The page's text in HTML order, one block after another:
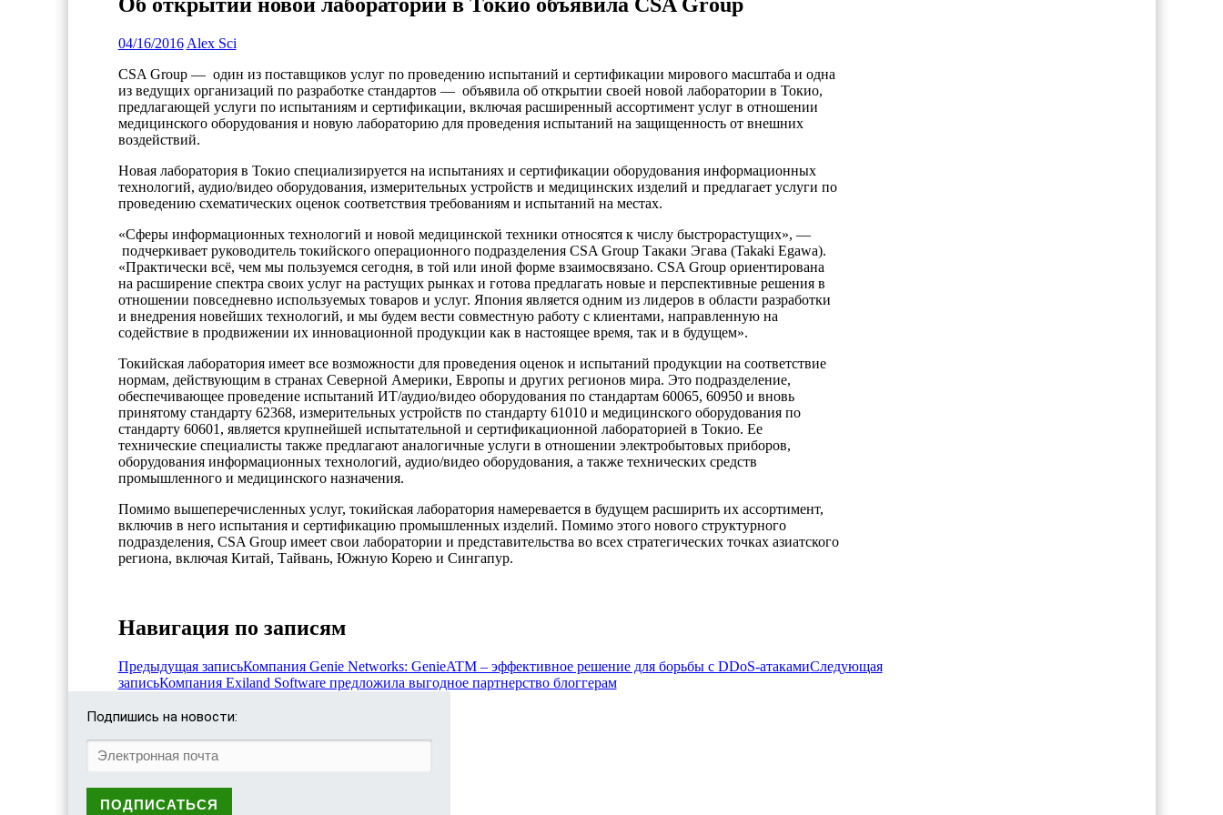
04/16/2016 Alex Sci
CSA Group — один из поставщиков услуг по проведению испытаний и сертификации мирового масштаба и одна
из ведущих организаций по разработке стандартов — объявила об открытии своей новой лаборатории в Токио,
предлагающей услуги по испытаниям и сертификации, включая расширенный ассортимент услуг в отношении
медицинского оборудования и новую лабораторию для проведения испытаний на защищенность от внешних
воздействий.
Новая лаборатория в Токио специализируется на испытаниях и сертификации оборудования информационных
технологий, аудио/видео оборудования, измерительных устройств и медицинских изделий и предлагает услуги по
проведению схематических оценок соответствия требованиям и испытаний на местах.
«Сферы информационных технологий и новой медицинской техники относятся к числу быстрорастущих», —
подчеркивает руководитель токийского операционного подразделения CSA Group Такаки Эгава (Takaki Egawa).
«Практически всё, чем мы пользуемся сегодня, в той или иной форме взаимосвязано. CSA Group ориентирована
на расширение спектра своих услуг на растущих рынках и готова предлагать новые и перспективные решения в
отношении повседневно используемых товаров и услуг. Япония является одним из лидеров в области разработки
и внедрения новейших технологий, и мы будем вести совместную работу с клиентами, направленную на
содействие в продвижении их инновационной продукции как в настоящее время, так и в будущем».
Токийская лаборатория имеет все возможности для проведения оценок и испытаний продукции на соответствие
нормам, действующим в странах Северной Америки, Европы и других регионов мира. Это подразделение,
обеспечивающее проведение испытаний ИТ/аудио/видео оборудования по стандартам 60065, 60950 и вновь
принятому стандарту 62368, измерительных устройств по стандарту 61010 и медицинского оборудования по
стандарту 60601, является крупнейшей испытательной и сертификационной лабораторией в Токио. Ее
технические специалисты также предлагают аналогичные услуги в отношении электробытовых приборов,
оборудования информационных технологий, аудио/видео оборудования, а также технических средств
промышленного и медицинского назначения.
Помимо вышеперечисленных услуг, токийская лаборатория намеревается в будущем расширить их ассортимент,
включив в него испытания и сертификацию промышленных изделий. Помимо этого нового структурного
подразделения, CSA Group имеет свои лаборатории и представительства во всех стратегических точках азиатского
региона, включая Китай, Тайвань, Южную Корею и Сингапур.
Навигация по записям
Предыдущая записьКомпания Genie Networks: GenieATM – эффективное решение для борьбы с DDoS-атакамиСледующая
записьКомпания Exiland Software предложила выгодное партнерство блоггерам
Подпишись на новости: